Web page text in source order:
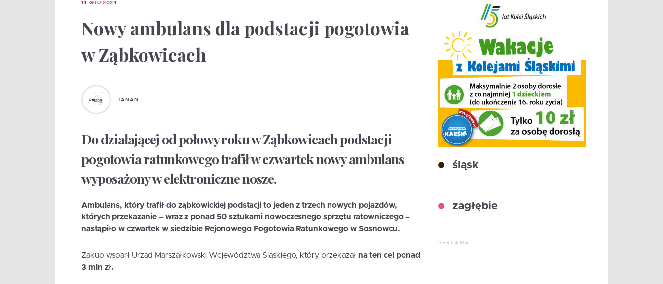
14 GRU 2024
Nowy ambulans dla podstacji pogotowia
w Ząbkowicach
TANAN
Do działającej od połowy roku w Ząbkowicach podstacji
pogotowia ratunkowego trafił w czwartek nowy ambulans
wyposażony w elektroniczne nosze.
Ambulans, który trafił do ząbkowickiej podstacji to jeden z trzech nowych pojazdów,
których przekazanie – wraz z ponad 50 sztukami nowoczesnego sprzętu ratowniczego –
nastąpiło w czwartek w siedzibie Rejonowego Pogotowia Ratunkowego w Sosnowcu.
Zakup wsparł Urząd Marszałkowski Województwa Śląskiego, który przekazał na ten cel ponad
3 mln zł.
śląsk
zagłębie
REKLAMA